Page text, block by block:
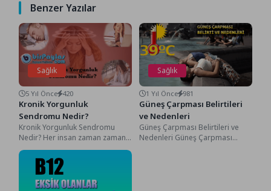
Benzer Yazılar
Sağlık
5 Yıl Önce 420
Kronik Yorgunluk
Sendromu Nedir?
Kronik Yorgunluk Sendromu
Nedir? Her insan zaman zaman
gerek iş-okul hayatı gerek diğer
etmenler neticesinde...
Sağlık
1 Yıl Önce 981
Güneş Çarpması Belirtileri
ve Nedenleri
Güneş Çarpması Belirtileri ve
Nedenleri Güneş Çarpması